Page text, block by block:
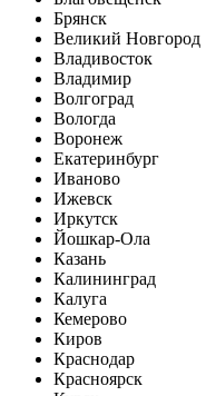
Брянск
Великий Новгород
Владивосток
Владимир
Волгоград
Вологда
Воронеж
Екатеринбург
Иваново
Ижевск
Иркутск
Йошкар-Ола
Казань
Калининград
Калуга
Кемерово
Киров
Краснодар
Красноярск